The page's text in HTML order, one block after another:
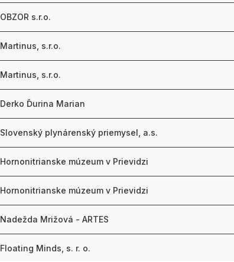
OBZOR s.r.o.
Martinus, s.r.o.
Martinus, s.r.o.
Derko Ďurina Marian
Slovenský plynárenský priemysel, a.s.
Hornonitrianske múzeum v Prievidzi
Hornonitrianske múzeum v Prievidzi
Nadežda Mrižová - ARTES
Floating Minds, s. r. o.